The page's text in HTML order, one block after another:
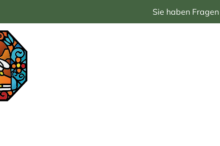
Sie haben Fragen